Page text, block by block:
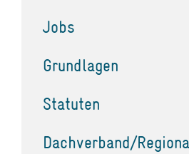
Jobs
Grundlagen
Statuten
Dachverband/